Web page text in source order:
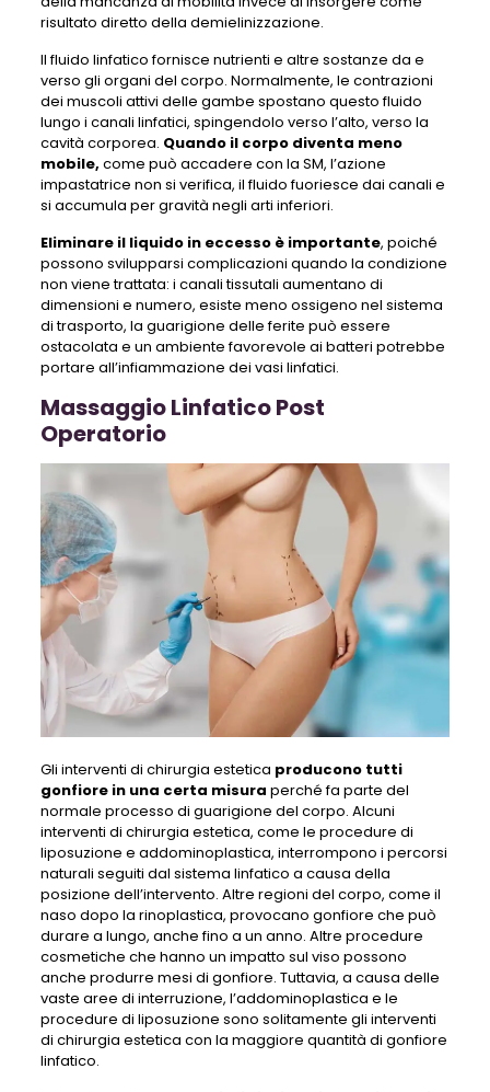
risultato diretto della demielinizzazione.
Il fluido linfatico fornisce nutrienti e altre sostanze da e
verso gli organi del corpo. Normalmente, le contrazioni
dei muscoli attivi delle gambe spostano questo fluido
lungo i canali linfatici, spingendolo verso l’alto, verso la
cavità corporea. Quando il corpo diventa meno
mobile, come può accadere con la SM, l’azione
impastatrice non si verifica, il fluido fuoriesce dai canali e
si accumula per gravità negli arti inferiori.
Eliminare il liquido in eccesso è importante, poiché
possono svilupparsi complicazioni quando la condizione
non viene trattata: i canali tissutali aumentano di
dimensioni e numero, esiste meno ossigeno nel sistema
di trasporto, la guarigione delle ferite può essere
ostacolata e un ambiente favorevole ai batteri potrebbe
portare all’infiammazione dei vasi linfatici.
Massaggio Linfatico Post
Operatorio
Gli interventi di chirurgia estetica producono tutti
gonfiore in una certa misura perché fa parte del
normale processo di guarigione del corpo. Alcuni
interventi di chirurgia estetica, come le procedure di
liposuzione e addominoplastica, interrompono i percorsi
naturali seguiti dal sistema linfatico a causa della
posizione dell’intervento. Altre regioni del corpo, come il
naso dopo la rinoplastica, provocano gonfiore che può
durare a lungo, anche fino a un anno. Altre procedure
cosmetiche che hanno un impatto sul viso possono
anche produrre mesi di gonfiore. Tuttavia, a causa delle
vaste aree di interruzione, l’addominoplastica e le
procedure di liposuzione sono solitamente gli interventi
di chirurgia estetica con la maggiore quantità di gonfiore
linfatico.